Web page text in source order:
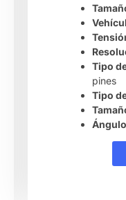
Tipo
pines
Tipo
Ángulo